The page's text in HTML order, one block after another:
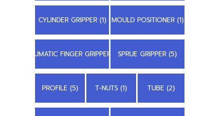
CYLINDER GRIPPER (1) MOULD POSITIONER (1)
PNEUMATIC FINGER GRIPPER (1)SPRUE GRIPPER (5)
PROFILE (5) T-NUTS (1) TUBE (2)